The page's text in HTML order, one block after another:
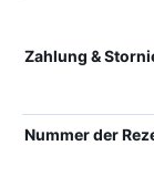
Zahlung &
Nummer der